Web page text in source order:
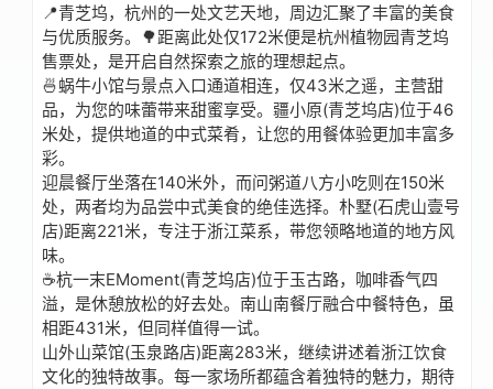
📍青芝坞，杭州的一处文艺天地，周边汇聚了丰富的美食
与优质服务。🌳距离此处仅172米便是杭州植物园青芝坞
售票处，是开启自然探索之旅的理想起点。
🍜蜗牛小馆与景点入口通道相连，仅43米之遥，主营甜
品，为您的味蕾带来甜蜜享受。疆小原(青芝坞店)位于46
米处，提供地道的中式菜肴，让您的用餐体验更加丰富多
彩。
迎晨餐厅坐落在140米外，而问粥道八方小吃则在150米
处，两者均为品尝中式美食的绝佳选择。朴墅(石虎山壹号
店)距离221米，专注于浙江菜系，带您领略地道的地方风
味。
☕杭一末EMoment(青芝坞店)位于玉古路，咖啡香气四
溢，是休憩放松的好去处。南山南餐厅融合中餐特色，虽
相距431米，但同样值得一试。
山外山菜馆(玉泉路店)距离283米，继续讲述着浙江饮食
文化的独特故事。每一家场所都蕴含着独特的魅力，期待